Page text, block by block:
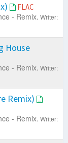
FLAC
- Remix. Writer:
House
- Remix. Writer:
Remix)
- Remix. Writer: